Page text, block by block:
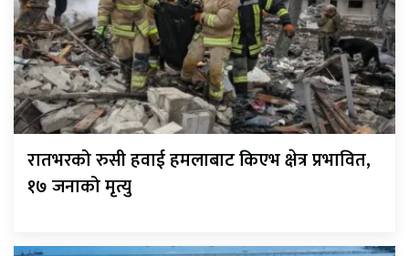
रातभरको रुसी हवाई हमलाबाट किएभ क्षेत्र प्रभावित,
१७ जनाको मृत्यु